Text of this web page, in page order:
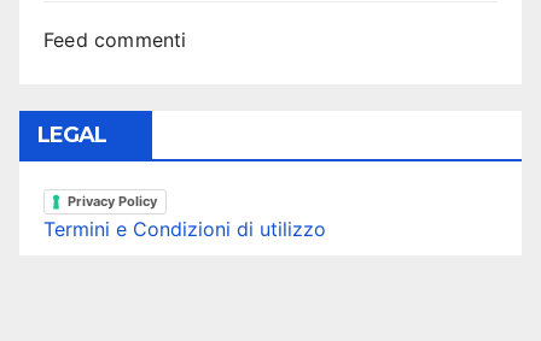
Feed commenti
LEGAL
Privacy Policy
Termini e Condizioni di utilizzo